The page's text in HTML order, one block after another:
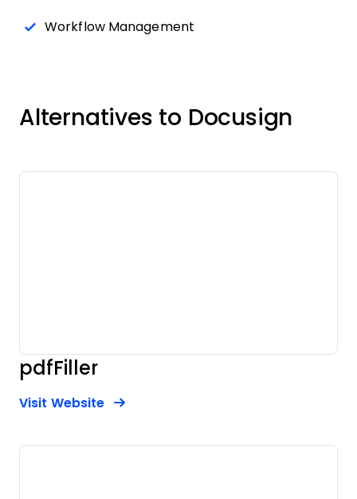
Workflow Management
Alternatives to Docusign
pdfFiller
Visit WebsiteOpens New Window